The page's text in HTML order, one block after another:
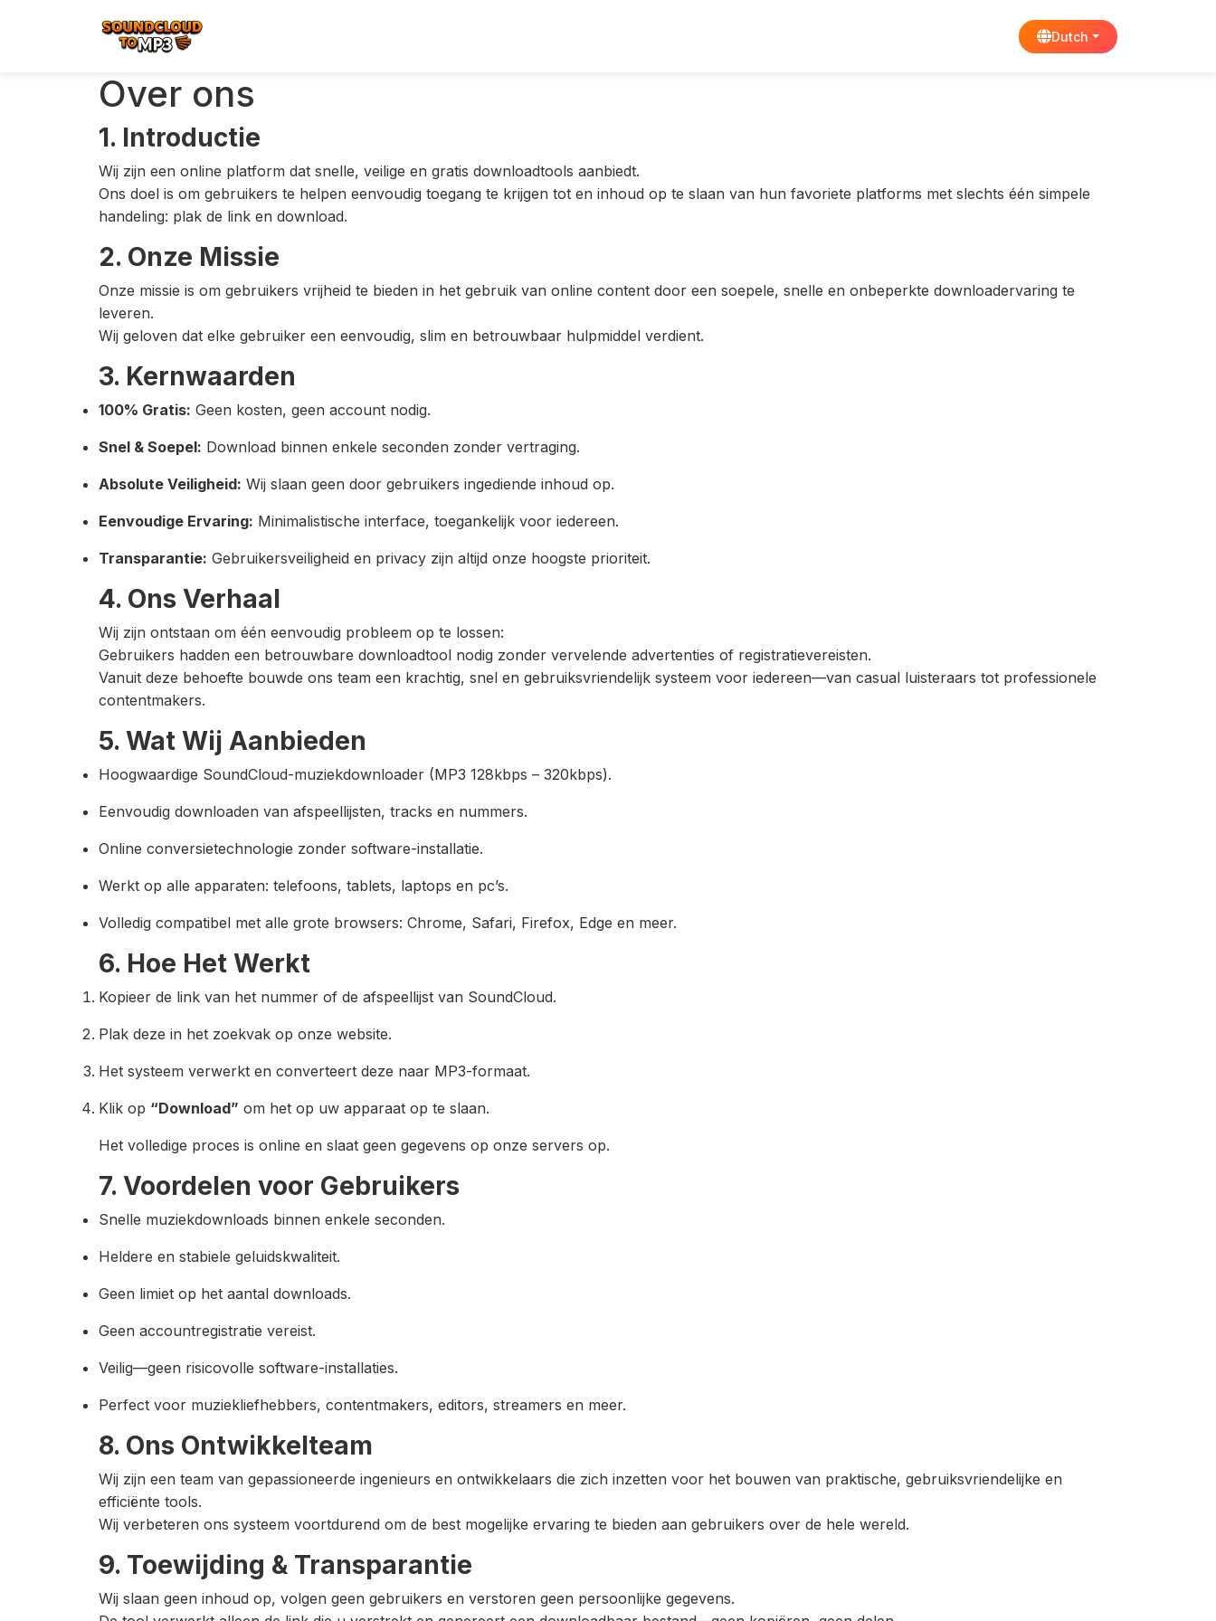
Dutch
Over ons
1. Introductie
Wij zijn een online platform dat snelle, veilige en gratis downloadtools aanbiedt.
Ons doel is om gebruikers te helpen eenvoudig toegang te krijgen tot en inhoud op te slaan van hun favoriete platforms met slechts één simpele
handeling: plak de link en download.
2. Onze Missie
Onze missie is om gebruikers vrijheid te bieden in het gebruik van online content door een soepele, snelle en onbeperkte downloadervaring te
leveren.
Wij geloven dat elke gebruiker een eenvoudig, slim en betrouwbaar hulpmiddel verdient.
3. Kernwaarden
100% Gratis: Geen kosten, geen account nodig.
Snel & Soepel: Download binnen enkele seconden zonder vertraging.
Absolute Veiligheid: Wij slaan geen door gebruikers ingediende inhoud op.
Eenvoudige Ervaring: Minimalistische interface, toegankelijk voor iedereen.
Transparantie: Gebruikersveiligheid en privacy zijn altijd onze hoogste prioriteit.
4. Ons Verhaal
Wij zijn ontstaan om één eenvoudig probleem op te lossen:
Gebruikers hadden een betrouwbare downloadtool nodig zonder vervelende advertenties of registratievereisten.
Vanuit deze behoefte bouwde ons team een krachtig, snel en gebruiksvriendelijk systeem voor iedereen—van casual luisteraars tot professionele
contentmakers.
5. Wat Wij Aanbieden
Hoogwaardige SoundCloud-muziekdownloader (MP3 128kbps – 320kbps).
Eenvoudig downloaden van afspeellijsten, tracks en nummers.
Online conversietechnologie zonder software-installatie.
Werkt op alle apparaten: telefoons, tablets, laptops en pc’s.
Volledig compatibel met alle grote browsers: Chrome, Safari, Firefox, Edge en meer.
6. Hoe Het Werkt
Kopieer de link van het nummer of de afspeellijst van SoundCloud.
Plak deze in het zoekvak op onze website.
Het systeem verwerkt en converteert deze naar MP3-formaat.
Klik op “Download” om het op uw apparaat op te slaan.
Het volledige proces is online en slaat geen gegevens op onze servers op.
7. Voordelen voor Gebruikers
Snelle muziekdownloads binnen enkele seconden.
Heldere en stabiele geluidskwaliteit.
Geen limiet op het aantal downloads.
Geen accountregistratie vereist.
Veilig—geen risicovolle software-installaties.
Perfect voor muziekliefhebbers, contentmakers, editors, streamers en meer.
8. Ons Ontwikkelteam
Wij zijn een team van gepassioneerde ingenieurs en ontwikkelaars die zich inzetten voor het bouwen van praktische, gebruiksvriendelijke en
efficiënte tools.
Wij verbeteren ons systeem voortdurend om de best mogelijke ervaring te bieden aan gebruikers over de hele wereld.
9. Toewijding & Transparantie
Wij slaan geen inhoud op, volgen geen gebruikers en verstoren geen persoonlijke gegevens.